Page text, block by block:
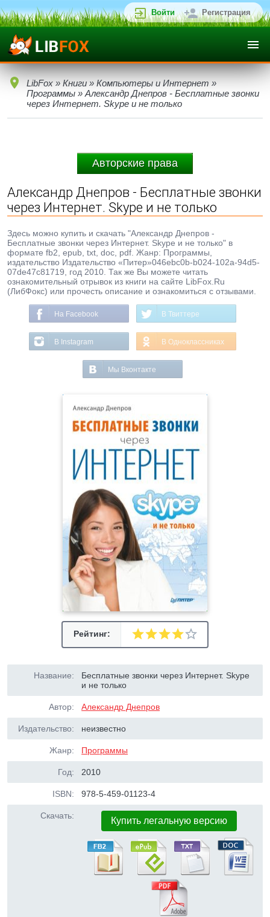
Войти Регистрация
LibFox » Книги » Компьютеры и Интернет »
Программы » Александр Днепров - Бесплатные звонки
через Интернет. Skype и не только
Авторские права
Александр Днепров - Бесплатные звонки
через Интернет. Skype и не только
Здесь можно купить и скачать "Александр Днепров -
Бесплатные звонки через Интернет. Skype и не только" в
формате fb2, epub, txt, doc, pdf. Жанр: Программы,
издательство Издательство «Питер»046ebc0b-b024-102a-94d5-
07de47c81719, год 2010. Так же Вы можете читать
ознакомительный отрывок из книги на сайте LibFox.Ru
(ЛибФокс) или прочесть описание и ознакомиться с отзывами.
На Facebook В Твиттере
В Instagram В Одноклассниках
Мы Вконтакте
Рейтинг:
Название:
Бесплатные звонки через Интернет. Skype
и не только
Автор: Александр Днепров
Издательство: неизвестно
Жанр: Программы
Год: 2010
ISBN: 978-5-459-01123-4
Скачать: Купить легальную версию